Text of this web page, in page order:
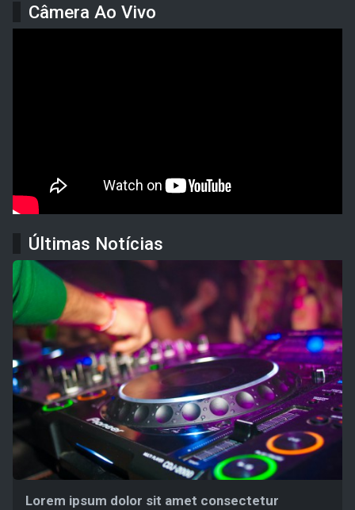
Câmera Ao Vivo
Últimas Notícias
Lorem ipsum dolor sit amet consectetur